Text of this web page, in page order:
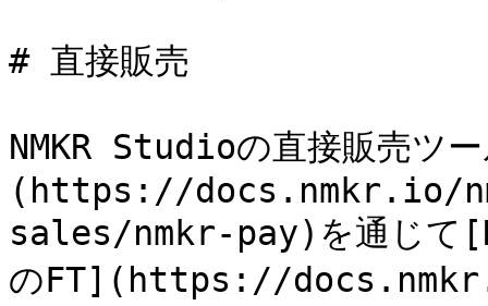
# 直接販売
NMKR Studioの直接販売ツ
(https://docs.nmkr.io/
sales/nmkr-pay)を通じて
のFT](https://